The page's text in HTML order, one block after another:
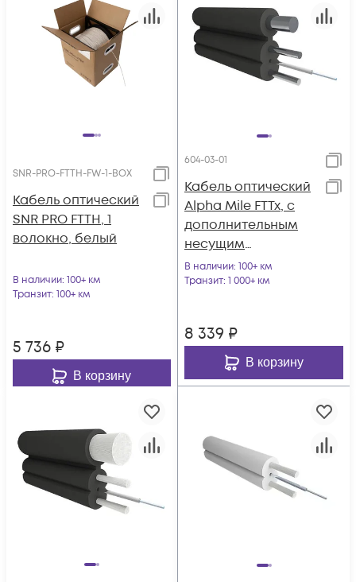
SNR-PRO-FTTH-FW-1-BOX
Кабель оптический
SNR PRO FTTH, 1
волокно, белый
В наличии: 100+ км
Транзит: 100+ км
5 736 ₽
В корзину
604-03-01
Кабель оптический
Alpha Mile FTTx, с
дополнительным
несущим
элементом
(проволока 1.0 мм), 1
В наличии: 100+ км
Транзит: 1 000+ км
8 339 ₽
В корзину